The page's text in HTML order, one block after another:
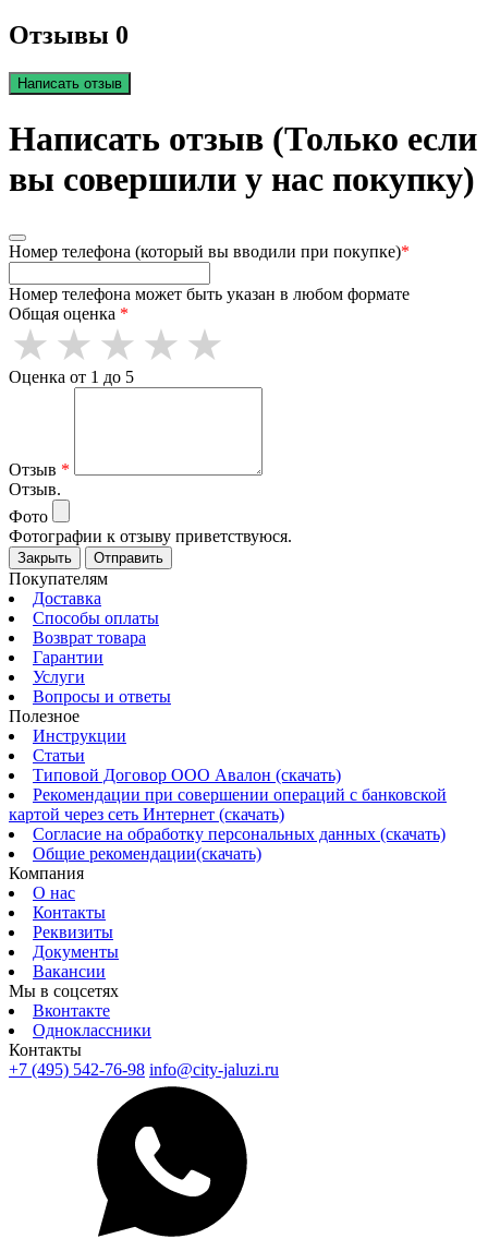
Отзывы 0
Написать отзыв
Написать отзыв (Только если
вы совершили у нас покупку)
Номер телефона (который вы вводили при покупке)*
Номер телефона может быть указан в любом формате
Общая оценка *
Оценка от 1 до 5
Отзыв *
Отзыв.
Фото
Фотографии к отзыву приветствуюся.
Закрыть Отправить
Покупателям
Доставка
Способы оплаты
Возврат товара
Гарантии
Услуги
Вопросы и ответы
Полезное
Инструкции
Статьи
Типовой Договор ООО Авалон (скачать)
Рекомендации при совершении операций с банковской
картой через сеть Интернет (скачать)
Согласие на обработку персональных данных (скачать)
Общие рекомендации(скачать)
Компания
О нас
Контакты
Реквизиты
Документы
Вакансии
Мы в соцсетях
Вконтакте
Одноклассники
Контакты
+7 (495) 542-76-98 info@city-jaluzi.ru